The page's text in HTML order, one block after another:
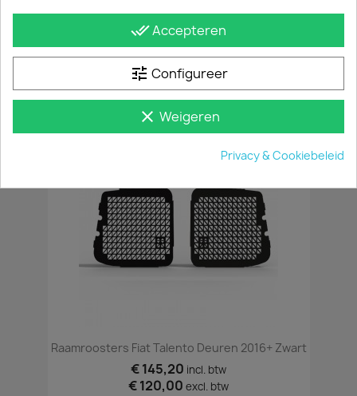
imperiaal lossen. Veiligheid staat voorop, dat
betekent dat de trap anti-slip treden heeft. Bij
neerslag heeft de trap dus ook een hoog grip
level. Vragen? Neem even contact op!
JE BENT MISSCHIEN OOK GEÏNTERESSEERD IN
Raamroosters Fiat Talento Deuren 2016+ Zwart
€ 145,20 incl. btw
€ 120,00 excl. btw
done_allAccepteren
tune Configureer
clear Weigeren
Privacy & Cookiebeleid